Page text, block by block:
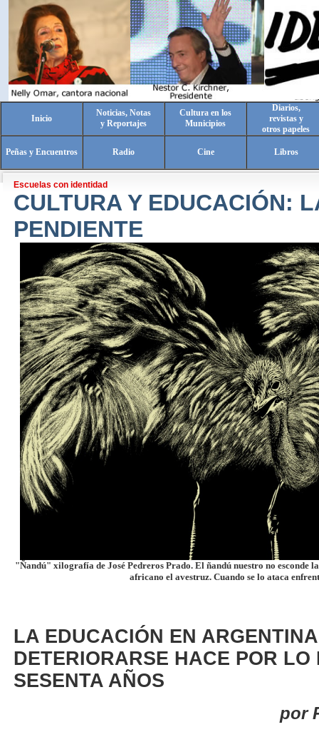
Inicio
Noticias, Notas
y Reportajes
Cultura en los
Municipios
Diarios,
revistas y
otros papeles
Peñas y Encuentros Radio Cine Libros
Escuelas con identidad
CULTURA Y EDUCACIÓN:
PENDIENTE
"Ñandú" xilografía de José Pedreros Prado. El ñandú nuestro no esconde
africano el avestruz. Cuando se lo ataca
LA EDUCACIÓN EN
DETERIORARSE HACE POR LO
SESENTA AÑOS
por